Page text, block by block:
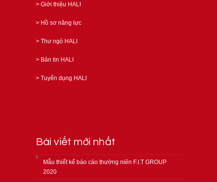
> Giới thiệu HALI
> Hồ sơ năng lực
> Thư ngỏ HALI
> Bản tin HALI
> Tuyển dụng HALI
Bài viết mới nhất
Mẫu thiết kế báo cáo thường niên F.I.T GROUP
2020